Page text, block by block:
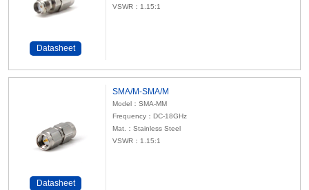
Datasheet
VSWR：1.15:1
Datasheet
SMA/M-SMA/M
Model：SMA-MM
Frequency：DC-18GHz
Mat.：Stainless Steel
VSWR：1.15:1